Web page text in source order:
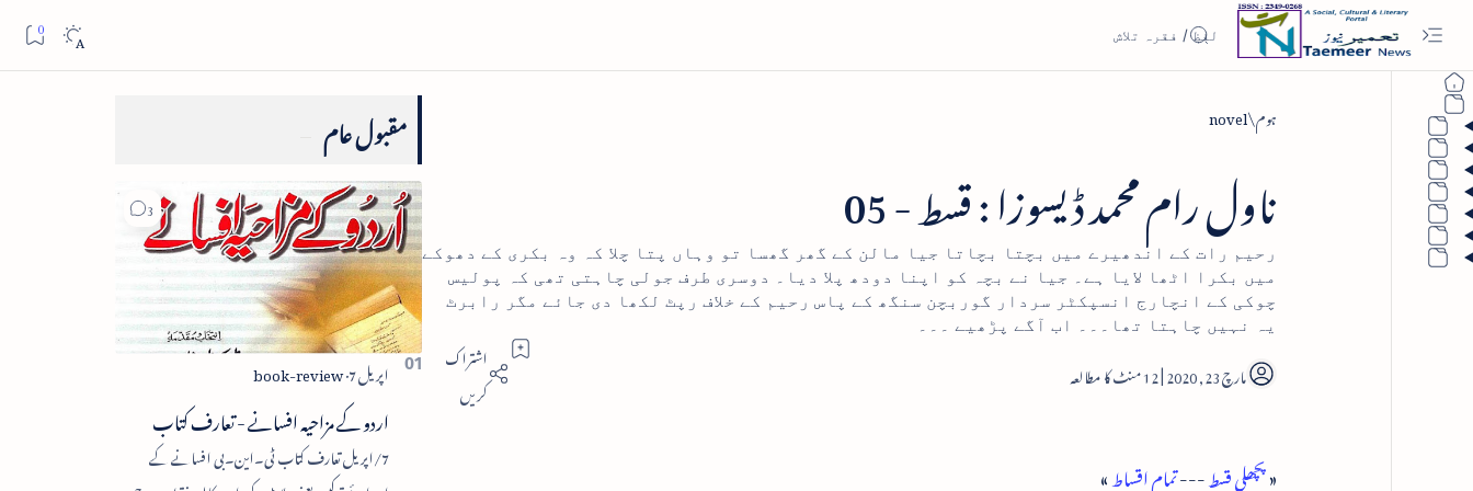
ہوم novel
ناول رام محمد ڈیسوزا : قسط - 05
رحیم رات کے اندھیرے میں بچتا بچاتا جیا مالن کے گھر گھسا تو وہاں پتا چلا کہ وہ بکری کے دھوکے
میں بکرا اٹھا لایا ہے۔ جیا نے بچہ کو اپنا دودھ پلا دیا۔ دوسری طرف جولی چاہتی تھی کہ پولیس
چوکی کے انچارج انسپکٹر سردار گوربچن سنگھ کے پاس رحیم کے خلاف رپٹ لکھا دی جائے مگر رابرٹ
یہ نہیں چاہتا تھا۔۔۔ اب آگے پڑھیے ۔۔۔
12
«پچھلی قسط---تمام اقساط»
مقبول عام
اردو کے مزاحیہ افسانے - تعارف کتاب
7/اپریل تعارف کتاب ٹی۔این۔بی افسانے کے